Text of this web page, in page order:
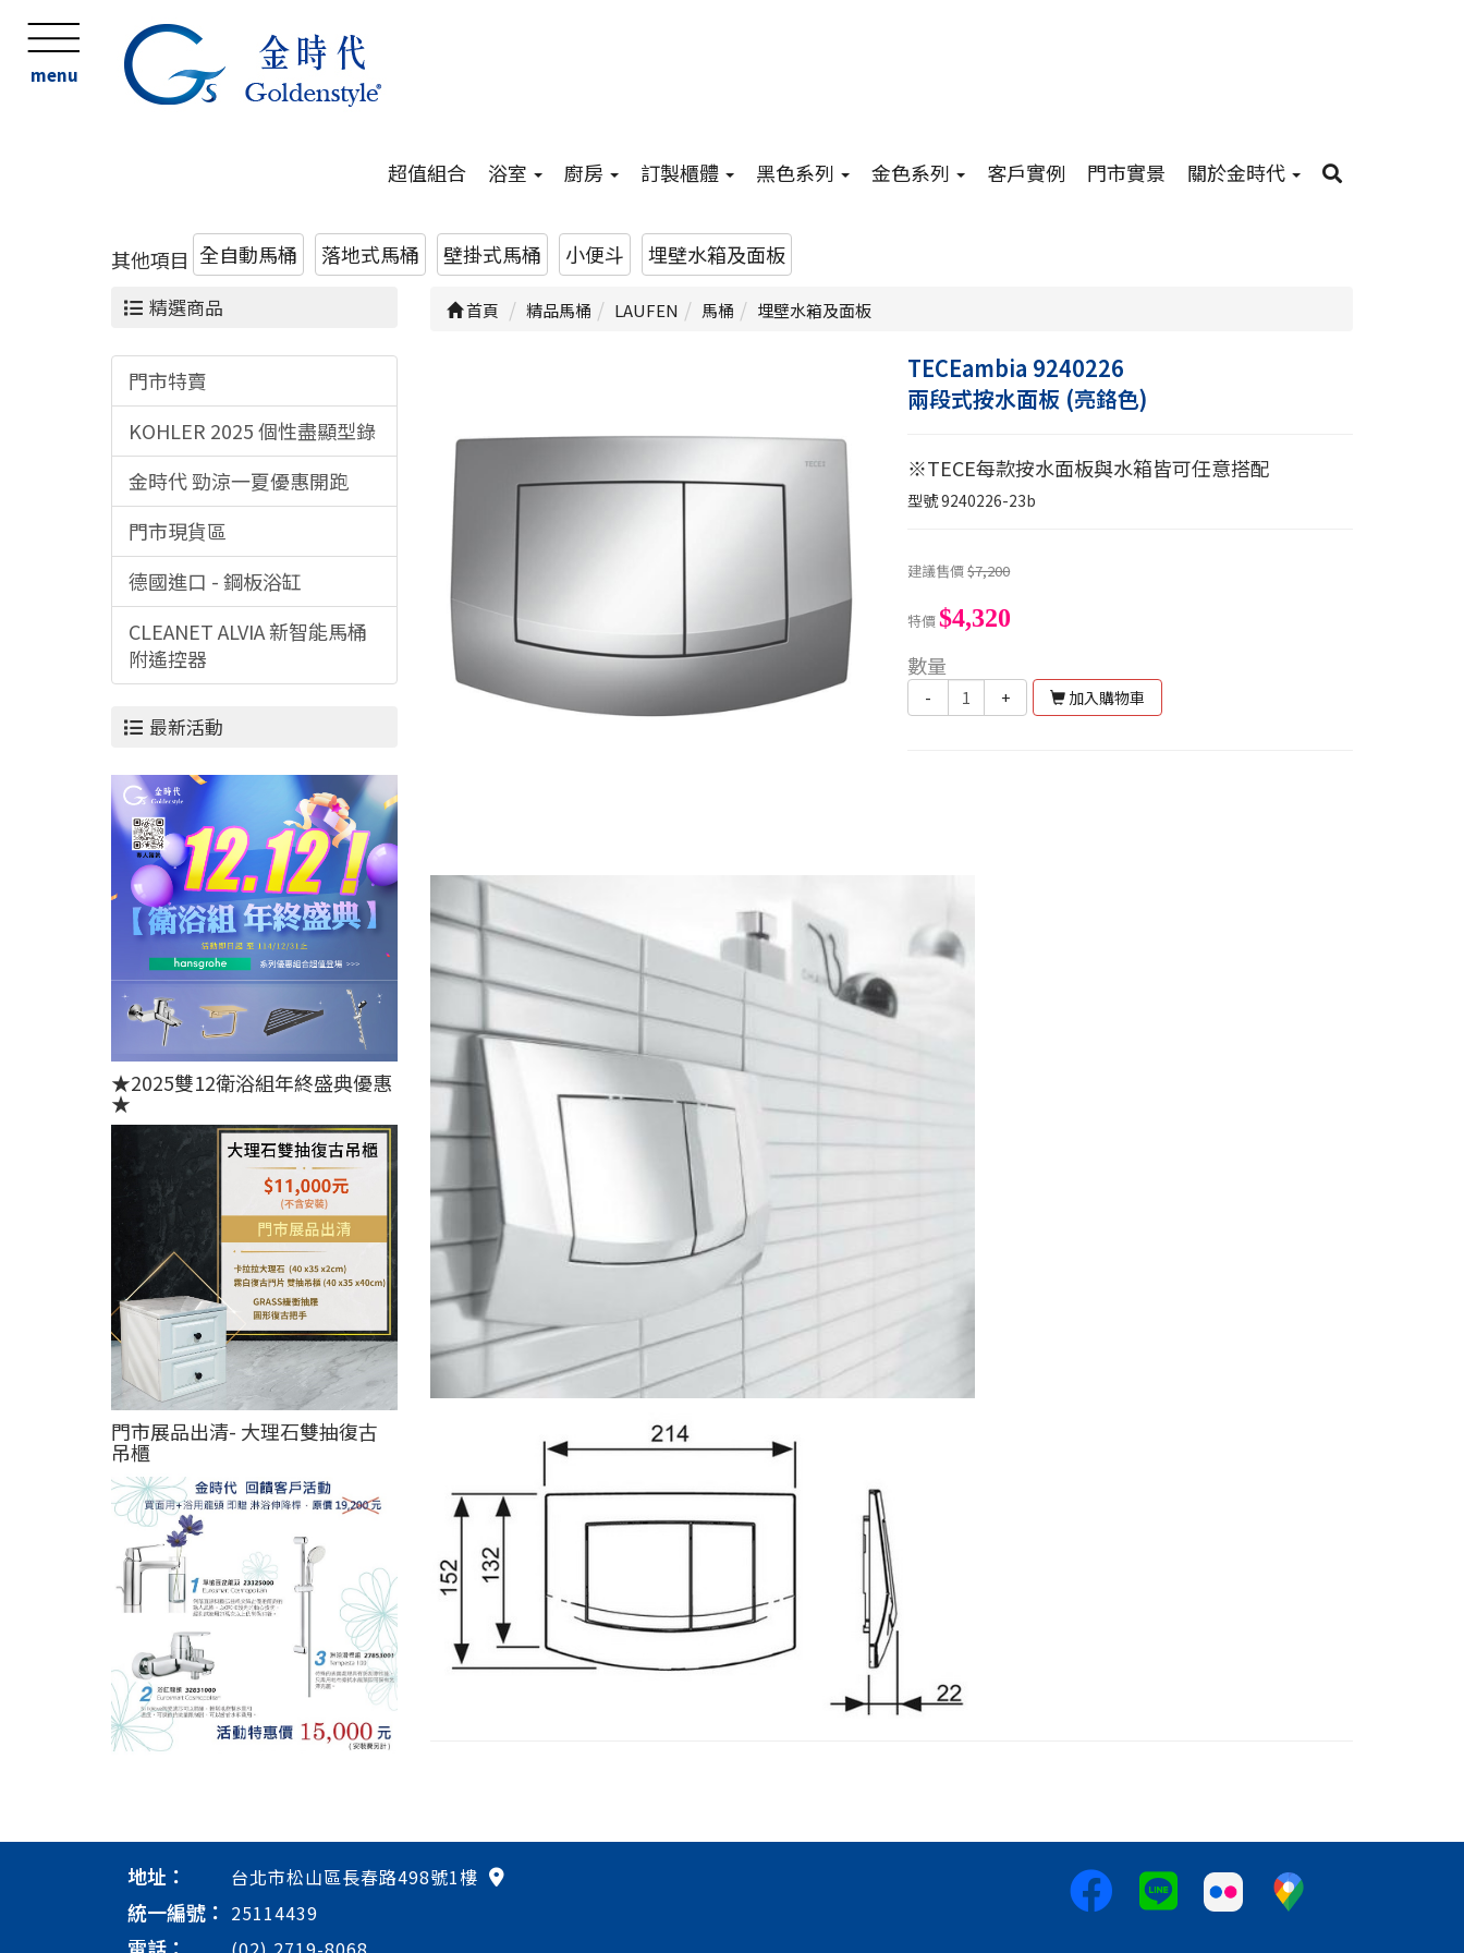
menu
超值組合 浴室 廚房 訂製櫃體 黑色系列 金色系列 客戶實例 門市實景 關於金時代
其他項目 全自動馬桶 落地式馬桶 壁掛式馬桶 小便斗 埋壁水箱及面板
精選商品
門市特賣
KOHLER 2025 個性盡顯型錄
金時代 勁涼一夏優惠開跑
門市現貨區
德國進口 - 鋼板浴缸
CLEANET ALVIA 新智能馬桶
附遙控器
最新活動
★2025雙12衛浴組年終盛典優惠
★
門市展品出清- 大理石雙抽復古
吊櫃
首頁 精品馬桶 LAUFEN 馬桶 埋壁水箱及面板
TECEambia 9240226
兩段式按水面板 (亮鉻色)
※TECE每款按水面板與水箱皆可任意搭配
型號9240226-23b
建議售價$7,200
特價$4,320
數量
- + 加入購物車
地址： 台北市松山區長春路498號1樓
統一編號： 25114439